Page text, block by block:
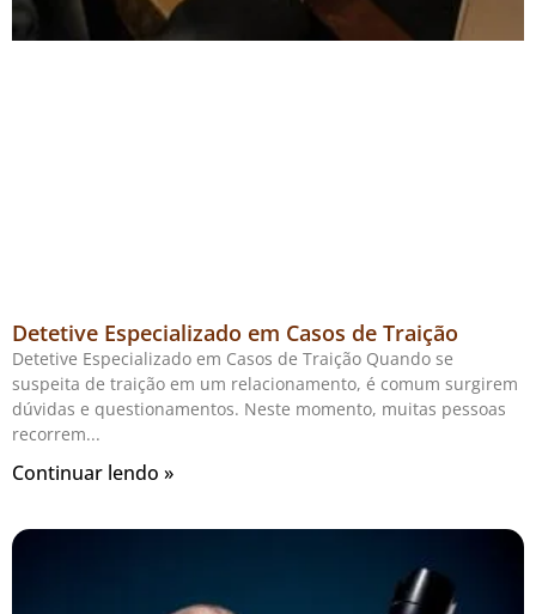
Detetive Especializado em Casos de Traição
Detetive Especializado em Casos de Traição Quando se
suspeita de traição em um relacionamento, é comum surgirem
dúvidas e questionamentos. Neste momento, muitas pessoas
recorrem
Continuar lendo »